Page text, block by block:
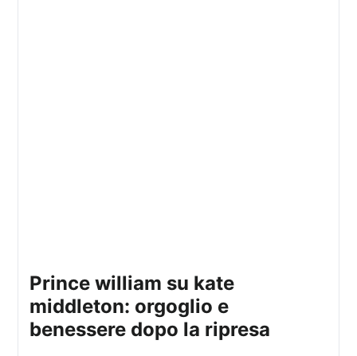
prince william su kate
middleton: orgoglio e
benessere dopo la ripresa